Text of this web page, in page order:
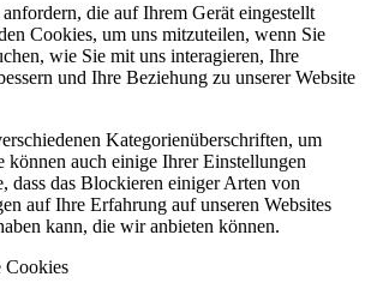
die auf Ihrem Gerät eingestellt
Cookies, um uns mitzuteilen, wenn Sie
wie Sie mit uns interagieren, Ihre
und Ihre Beziehung zu unserer Website
Kategorienüberschriften, um
können auch einige Ihrer Einstellungen
dass das Blockieren einiger Arten von
auf Ihre Erfahrung auf unseren Websites
kann, die wir anbieten können.
Cookies